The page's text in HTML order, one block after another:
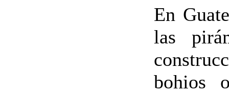
En
las
bohios